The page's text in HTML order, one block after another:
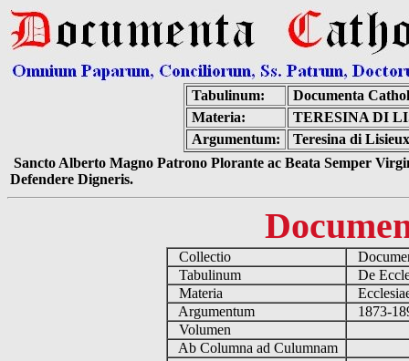
Tabulinum:
Documenta
Materia:
TERESINA DI
Argumentum:
Teresina di
Sancto Alberto Magno Patrono Plorante ac Beata Semper
Defendere Digneris.
Collectio
Tabulinum
De
Materia
Argumentum
1873-
Volumen
Ab Columna ad Culumnam